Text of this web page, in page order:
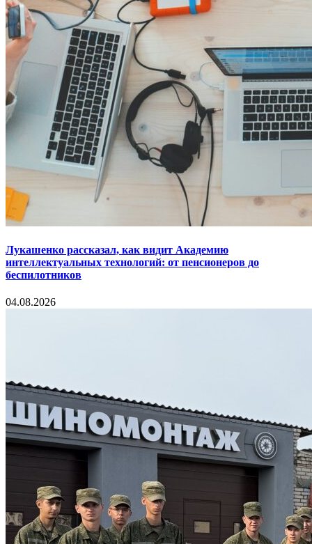
Лукашенко рассказал, как видит Академию
интеллектуальных технологий: от пенсионеров до
беспилотников
04.08.2026